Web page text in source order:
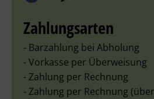
Zahlungsarten
- Barzahlung bei Abholung
- Vorkasse per Überweisung
- Zahlung per Rechnung
- Zahlung per Rechnung